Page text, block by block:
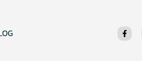
F
a
c